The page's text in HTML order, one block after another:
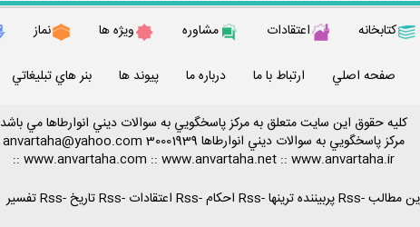
كتابخانه اعتقادات مشاوره ويژه ها نماز
صفحه اصلي ارتباط با ما درباره ما پيوند ها بنر هاي تبليغاتي
كليه حقوق اين سايت متعلق به مركز پاسخگويي به سوالات ديني انوارطاها مي باشد
مركز پاسخگويي به سوالات ديني انوارطاها 30001939
anvartaha@yahoo.com
www.anvartaha.com :: www.anvartaha.net:: www.anvartaha.ir
::
-Rss پربيننده ترينها -Rss احكام -Rss اعتقادات -Rss تاريخ -Rss تفسير